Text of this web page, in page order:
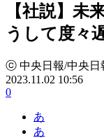
【社説】未
うして度々
ⓒ 中央日報/中央日
2023.11.02 10:56
0
あ
あ